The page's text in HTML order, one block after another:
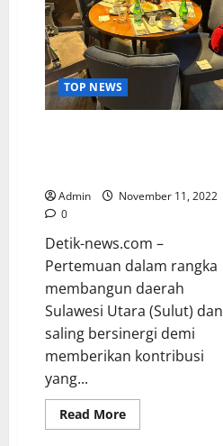
TOP NEWS
Admin
November 11, 2022
0
Detik-news.com –
Pertemuan dalam rangka
membangun daerah
Sulawesi Utara (Sulut) dan
saling bersinergi demi
memberikan kontribusi
yang...
Read MoreRead
more